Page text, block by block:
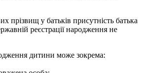
прізвищ у батьків присутність батька
реєстрації народження не
дитини може зокрема: